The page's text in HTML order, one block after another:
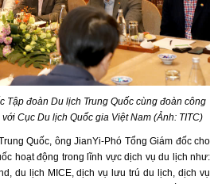
Tập đoàn Du lịch Trung Quốc cùng đoàn công
Cục Du lịch Quốc gia Việt Nam (Ảnh: TITC)
Quốc, ông JianYi-Phó Tổng Giám đốc cho
hoạt động trong lĩnh vực dịch vụ du lịch như:
du lịch MICE, dịch vụ lưu trú du lịch, dịch vụ